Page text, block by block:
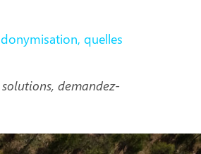
quelles
demandez-